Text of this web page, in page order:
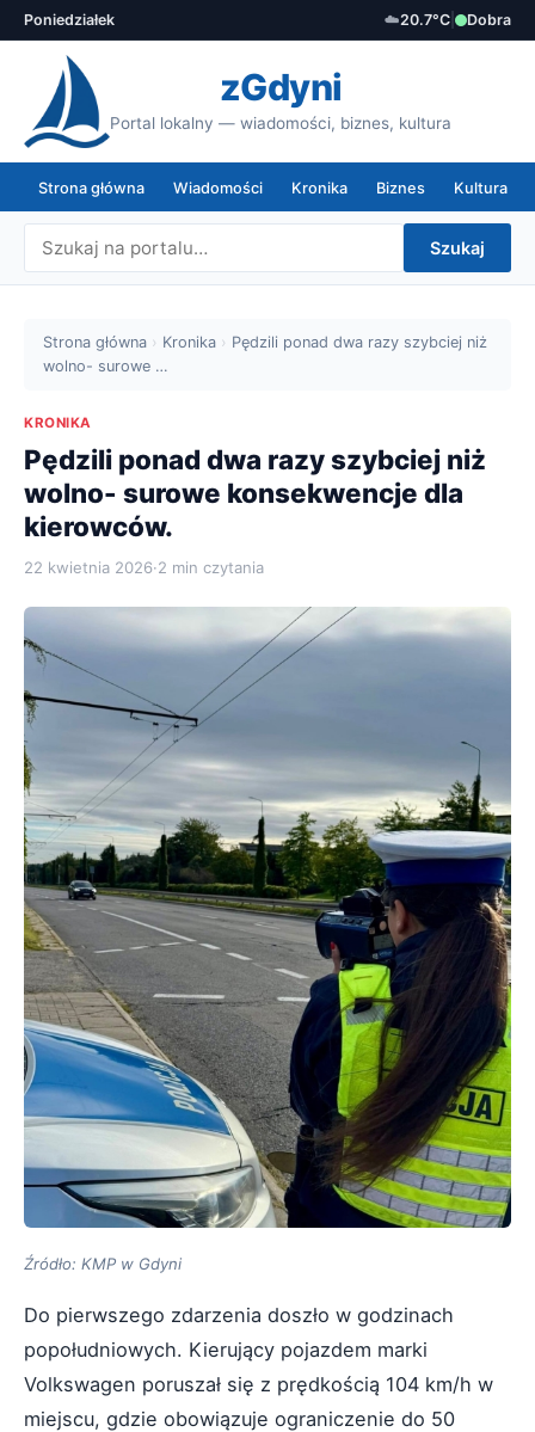
Poniedziałek ☁️20.7°C Dobra
zGdyni
Portal lokalny — wiadomości, biznes, kultura
Strona główna Wiadomości Kronika Biznes Kultura
Szukaj
Strona główna › Kronika › Pędzili ponad dwa razy szybciej niż
wolno- surowe …
KRONIKA
Pędzili ponad dwa razy szybciej niż
wolno- surowe konsekwencje dla
kierowców.
22 kwietnia 2026·2 min czytania
Źródło: KMP w Gdyni
Do pierwszego zdarzenia doszło w godzinach
popołudniowych. Kierujący pojazdem marki
Volkswagen poruszał się z prędkością 104 km/h w
miejscu, gdzie obowiązuje ograniczenie do 50